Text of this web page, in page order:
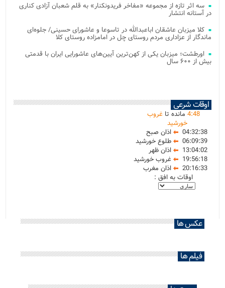
سه اثر تازه از مجموعه «مفاخر فریدونکنار» به قلم شعبان آزادی کناری
در آستانه انتشار
کلا میزبان عاشقان اباعبدالله در تاسوعا و عاشورای حسینی/ جلوه‌ای
ماندگار از عزاداری مردم روستای چل در امامزاده روستای کلا
اورطشت؛ میزبان یکی از کهن‌ترین آیین‌های عاشورایی ایران با قدمتی
بیش از ۶۰۰ سال
اوقات شرعی
4:48 مانده تاغروب
خورشید
04:32:38
اذان صبح
06:09:39
طلوع خورشید
13:04:02
اذان ظهر
19:56:18
غروب خورشید
20:16:33
اذان مغرب
اوقات به افق :
عکس ها
فیلم ها